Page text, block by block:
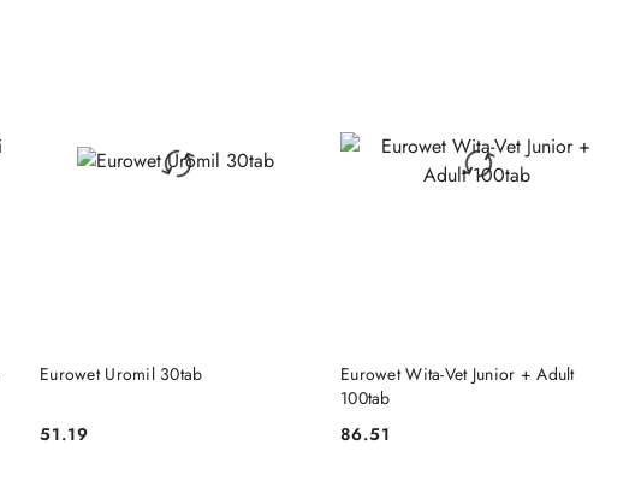
Eurowet Uromil 30tab
Cena:
51.19
DO KOSZYKA
Eurowet Wita-Vet Junior + Adult
100tab
Cena:
86.51
DO KOSZYKA